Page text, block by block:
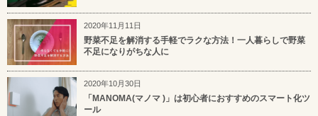
2020年11月11日
野菜不足を解消する手軽でラクな方法！一人暮らしで野菜
不足になりがちな人に
2020年10月30日
「MANOMA(マノマ )」は初心者におすすめのスマート化ツ
ール